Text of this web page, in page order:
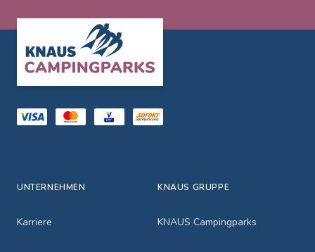
UNTERNEHMEN
Karriere
KNAUS GRUPPE
KNAUS Campingparks